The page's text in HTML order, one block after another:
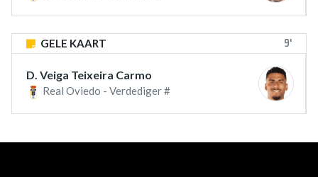
GELE KAART 9'
D. Veiga Teixeira Carmo
Real Oviedo - Verdediger #